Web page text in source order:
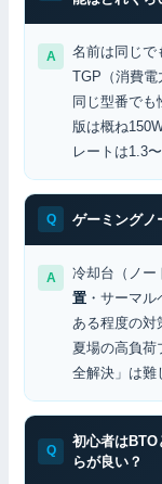
名前は同じで
TGP（消費電
同じ型番で
版は概ね
レートは1.3
ゲーミングノ
冷却台（ノー
置 ・サーマ
ある程度の対
夏場の高負
全解決」は難
初心者は
らが良い？